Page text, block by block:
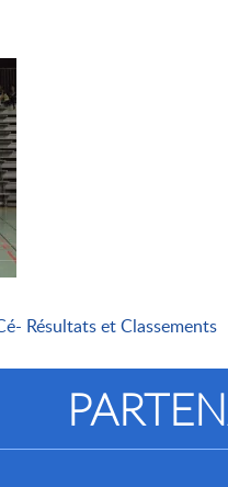
Résultats et Classements